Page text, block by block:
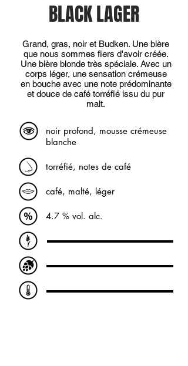
BLACK LAGER
Grand, gras, noir et Budken. Une bière
que nous sommes fiers d'avoir créée.
Une bière blonde très spéciale. Avec un
corps léger, une sensation crémeuse
en bouche avec une note prédominante
et douce de café torréfié issu du pur
malt.
noir profond, mousse crémeuse
blanche
torréfié, notes de café
café, malté, léger
4.7 % vol. alc.